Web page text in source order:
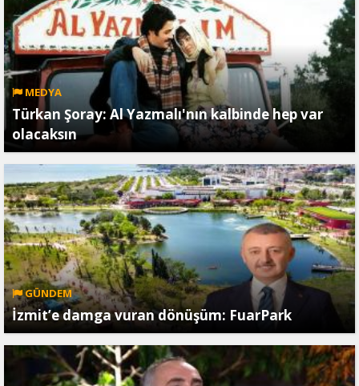
MEDYA
Türkan Şoray: Al Yazmalı'nın kalbinde hep var
olacaksın
GÜNDEM
İzmit’e damga vuran dönüşüm: FuarPark